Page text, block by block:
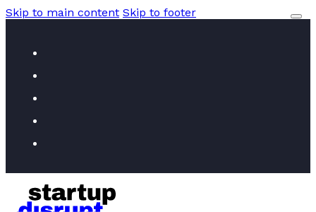
Skip to main content Skip to footer